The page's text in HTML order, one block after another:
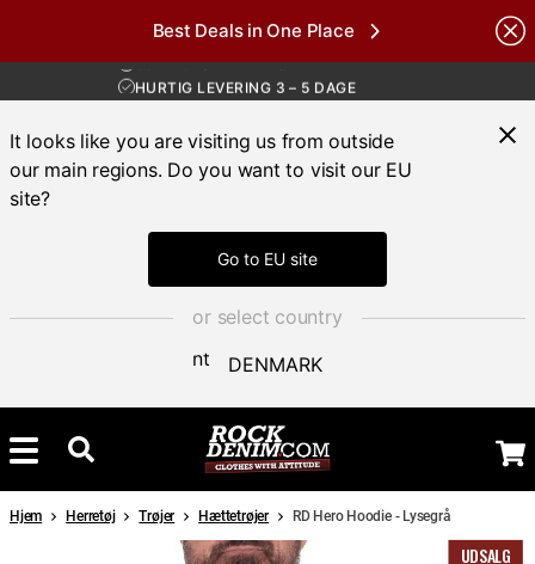
Best Deals in One Place
GRATIS FRAGT VED KØB OVER 700 KR
HURTIG LEVERING 3 – 5 DAGE
GRATIS FRAGT VED KØB OVER 700 KR
It looks like you are visiting us from outside
our main regions. Do you want to visit our EU
site?
Go to EU site
or select country
DENMARK
Hjem Herretøj Trøjer Hættetrøjer RD Hero Hoodie - Lysegrå
UDSALG